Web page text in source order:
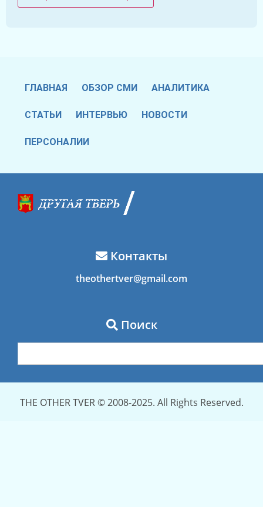
ГЛАВНАЯ ОБЗОР СМИ АНАЛИТИКА
СТАТЬИ ИНТЕРВЬЮ НОВОСТИ
ПЕРСОНАЛИИ
Контакты
theothertver@gmail.com
Поиск
THE OTHER TVER © 2008-2025. All Rights Reserved.